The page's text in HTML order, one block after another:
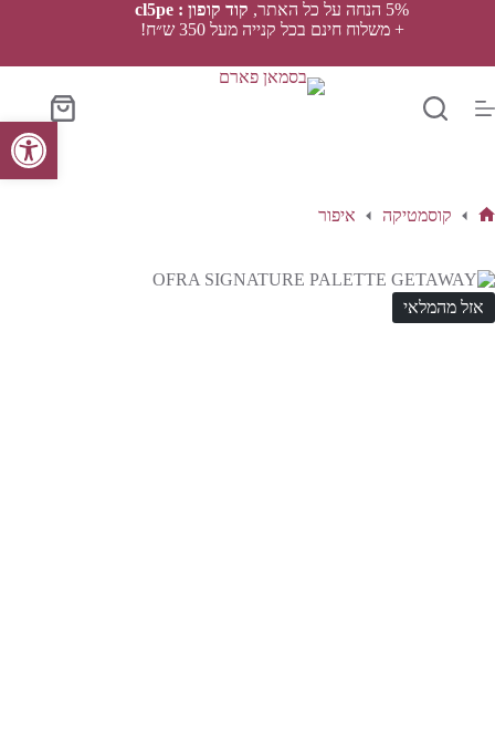
פתח סרגל נגישות
5% הנחה על כל האתר,
קוד קופון : cl5pe
+ משלוח חינם בכל קנייה מעל 350 ש״ח!
סל
הקניות
קוסמטיקה איפור
אזל מהמלאי